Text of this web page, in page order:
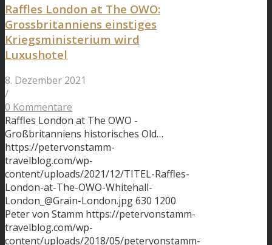
Raffles London at The OWO:
Grossbritanniens einstiges
Kriegsministerium wird
Luxushotel
8. Dezember 2021
/
0 Kommentare
Raffles London at The OWO -
Großbritanniens historisches Old…
https://petervonstamm-
travelblog.com/wp-
content/uploads/2021/12/TITEL-Raffles-
London-at-The-OWO-Whitehall-
London_@Grain-London.jpg630 1200
Peter von Stamm https://petervonstamm-
travelblog.com/wp-
content/uploads/2018/05/petervonstamm-